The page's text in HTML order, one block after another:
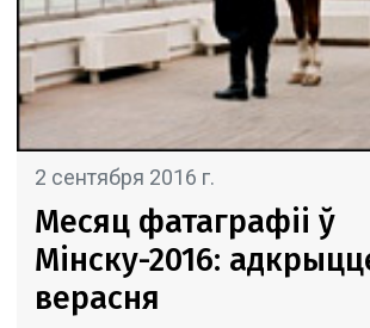
2 сентября 2016 г.
Месяц фатаграфіі ў
Мінску-2016:
верасня